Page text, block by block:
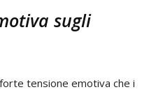
sugli
tensione emotiva che i